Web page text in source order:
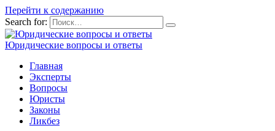
Перейти к содержанию
Search for:
Юридические вопросы и ответы
Главная
Эксперты
Вопросы
Юристы
Законы
Ликбез